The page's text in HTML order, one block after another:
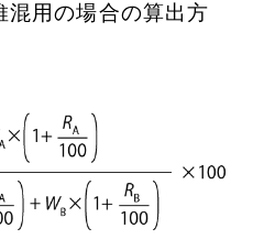
混用の場合の算出方